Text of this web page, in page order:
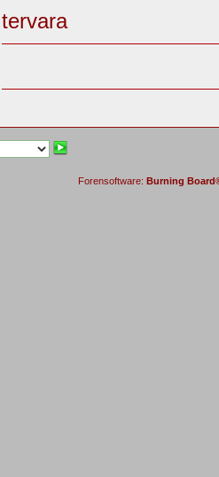
tervara
Forensoftware: Burning